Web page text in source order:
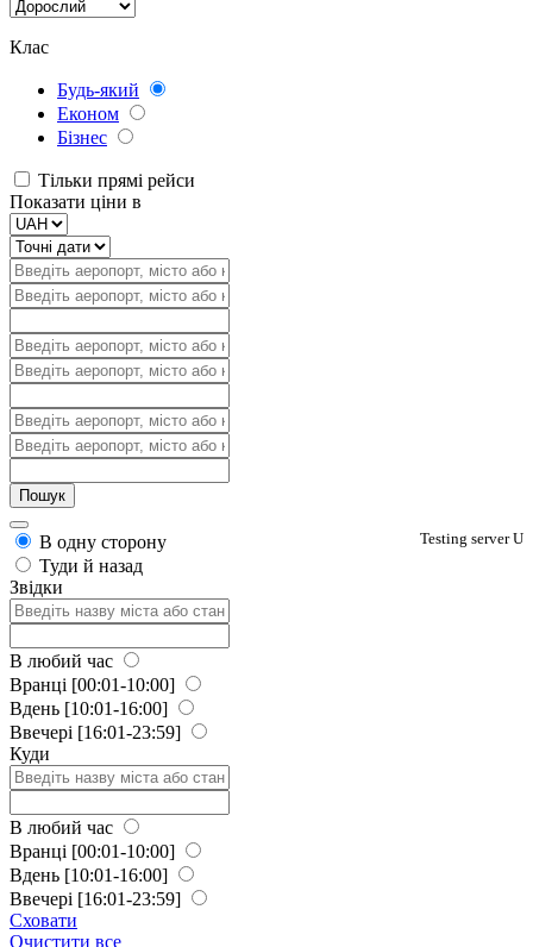
Клас
Будь-який
Економ
Бізнес
Тільки прямі рейси
Показати ціни в
Testing server U
В одну сторону
Туди й назад
Звідки
В любий час
Вранці [00:01-10:00]
Вдень [10:01-16:00]
Ввечері [16:01-23:59]
Куди
В любий час
Вранці [00:01-10:00]
Вдень [10:01-16:00]
Ввечері [16:01-23:59]
Сховати
Очистити все